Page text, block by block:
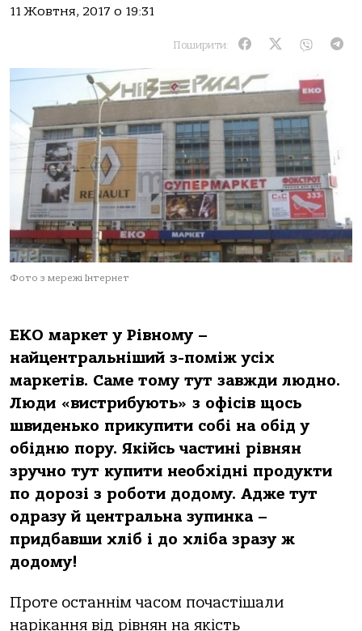
11 Жовтня, 2017 о 19:31
Поширити:
Фото з мережі Інтернет
ЕКО маркет у Рівному –
найцентральніший з-поміж усіх
маркетів. Саме тому тут завжди людно.
Люди «вистрибують» з офісів щось
швиденько прикупити собі на обід у
обідню пору. Якійсь частині рівнян
зручно тут купити необхідні продукти
по дорозі з роботи додому. Адже тут
одразу й центральна зупинка –
придбавши хліб і до хліба зразу ж
додому!
Проте останнім часом почастішали
нарікання від рівнян на якість